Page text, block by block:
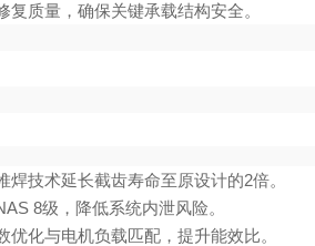
质量，确保关键承载结构安全。
技术延长截齿寿命至原设计的2倍。
8级，降低系统内泄风险。
化与电机负载匹配，提升能效比。